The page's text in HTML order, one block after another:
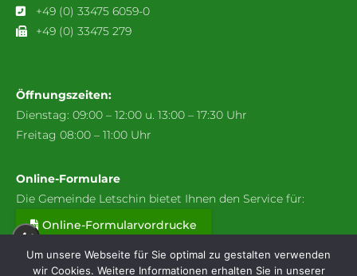
+49 (0) 33475 6059-0
+49 (0) 33475 279
Öffnungszeiten:
Dienstag: 09:00 – 12:00 u. 13:00 – 17:30 Uhr
Freitag 08:00 – 11:00 Uhr
Online-Formulare
Die Gemeinde Letschin bietet Ihnen den Service für:
Online-Formularvordrucke
A+
Um unsere Webseite für Sie optimal zu gestalten verwenden
wir Cookies. Weitere Informationen erhalten Sie in unserer